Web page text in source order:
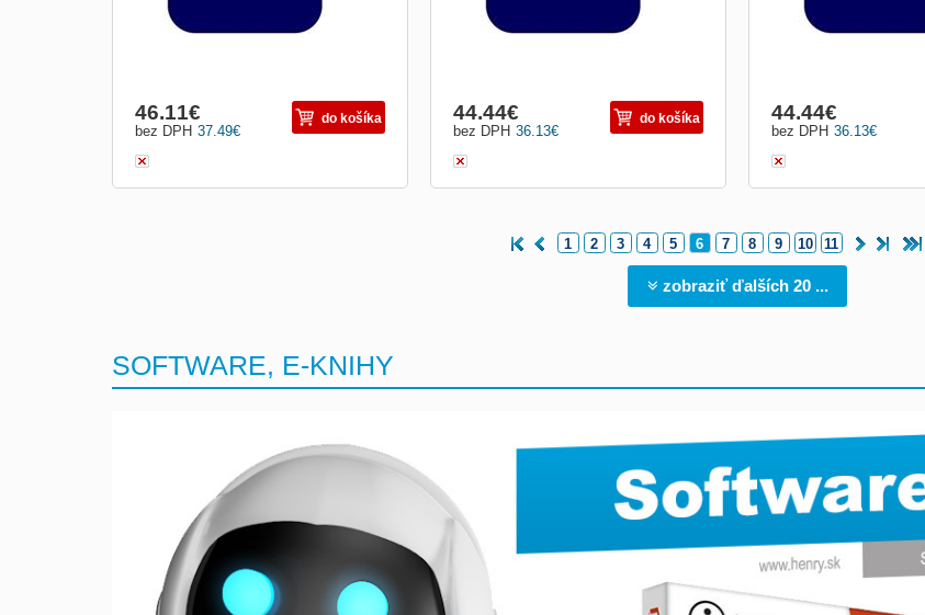
37.49€
bez DPH
46.11€ do košíka
36.13€
bez DPH
44.44€ do košíka
36.13€
bez DPH
44.44€
1 2 3 4 5 6 7 8 9 10 11
zobraziť ďalších 20 ...
SOFTWARE, E-KNIHY